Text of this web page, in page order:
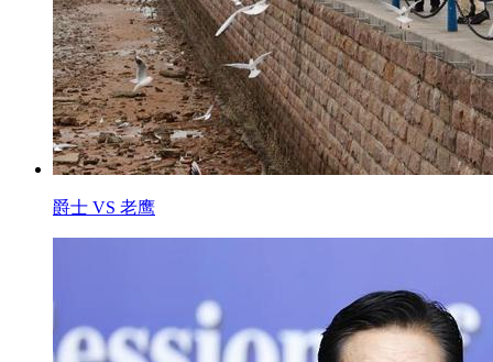
爵士 VS 老鹰